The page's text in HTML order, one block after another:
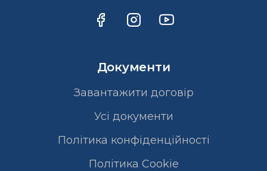
Документи
Завантажити договір
Усі документи
Політика конфіденційності
Полiтика Cookie